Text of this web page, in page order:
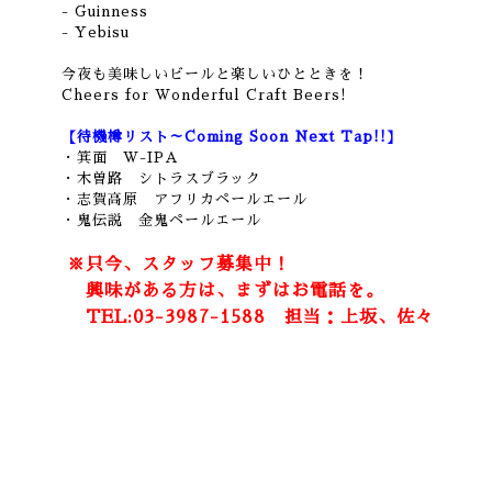
- Guinness
- Yebisu
今夜も美味しいビールと楽しいひとときを！
Cheers for Wonderful Craft Beers!
【待機樽リスト～Coming Soon Next Tap!!】
・箕面 W-IPA
・木曽路 シトラスブラック
・志賀高原 アフリカペールエール
・鬼伝説 金鬼ペールエール
※只今、スタッフ募集中！
興味がある方は、まずはお電話を。
TEL:03-3987-1588 担当：上坂、佐々